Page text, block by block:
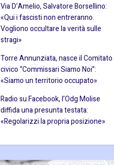
Via D’Amelio, Salvatore Borsellino:
«Qui i fascisti non entreranno.
Vogliono occultare la verità sulle
stragi»
Torre Annunziata, nasce il Comitato
civico “Commissari Siamo Noi”:
«Siamo un territorio occupato»
Radio su Facebook, l’Odg Molise
diffida una presunta testata:
«Regolarizzi la propria posizione»